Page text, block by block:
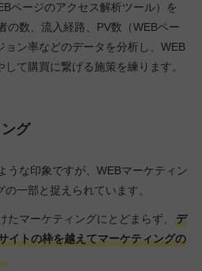
ページのアクセス解析ツール）を
の数、流入経路、PV数（WEBペー
ョン率などのデータを分析し、WEB
て購買に繋げる施策を練ります。
グ
うな印象ですが、WEBマーケティン
一部と捉えられています。
マーケティングにとどまらず、
デ
イトの枠を越えてマーケティングの